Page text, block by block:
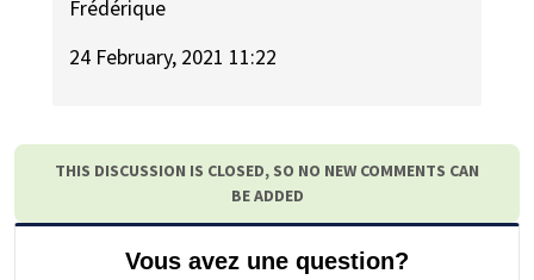
Frédérique
24 February, 2021 11:22
THIS DISCUSSION IS CLOSED, SO NO NEW COMMENTS CAN
BE ADDED
Vous avez une question?